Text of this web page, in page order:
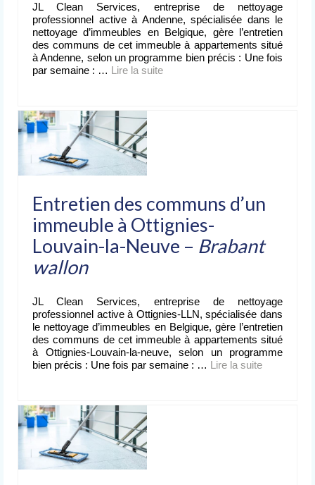
JL Clean Services, entreprise de nettoyage
professionnel active à Andenne, spécialisée dans le
nettoyage d’immeubles en Belgique, gère l’entretien
des communs de cet immeuble à appartements situé
à Andenne, selon un programme bien précis : Une fois
par semaine : … Lire la suite­­
Entretien des communs d’un
immeuble à Ottignies-
Louvain-la-Neuve – Brabant
wallon
JL Clean Services, entreprise de nettoyage
professionnel active à Ottignies-LLN, spécialisée dans
le nettoyage d’immeubles en Belgique, gère l’entretien
des communs de cet immeuble à appartements situé
à Ottignies-Louvain-la-neuve, selon un programme
bien précis : Une fois par semaine : … Lire la suite­­